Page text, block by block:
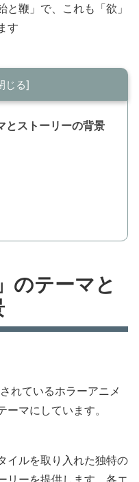
鞭」で、これも「欲」
す
とストーリーの背景
のテーマと
れているホラーアニメ
マにしています。
イルを取り入れた独特の